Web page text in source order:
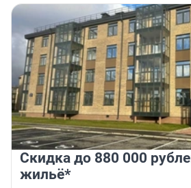
Скидка до 880 000
жильё*